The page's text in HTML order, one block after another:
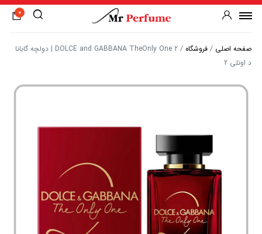
0
صفحه اصلی / فروشگاه /
DOLCE and GABBANA TheOnly One 2 | دولچه گابانا
د اونلی 2